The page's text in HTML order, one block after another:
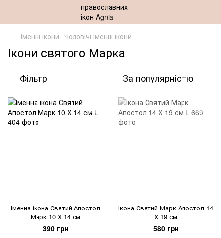
Іменні ікони Чоловічі іменні ікони
Ікони святого Марка
Фільтр За популярністю
Іменна ікона Святий Апостол
Марк 10 Х 14 см
390 грн
Ікона Святий Марк Апостол 14
Х 19 см
580 грн